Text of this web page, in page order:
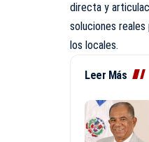
directa y
soluciones reales
los locales.
Leer Más